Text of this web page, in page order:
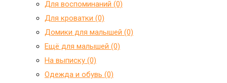
Для воспоминаний (0)
Для кроватки (0)
Домики для малышей (0)
Ещё для малышей (0)
На выписку (0)
Одежда и обувь (0)